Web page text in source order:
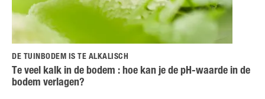
DE TUINBODEM IS TE ALKALISCH
Te veel kalk in de bodem : hoe kan je de pH-waarde in de
bodem verlagen?